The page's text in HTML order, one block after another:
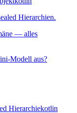
Hierarchien.
— alles
Modell aus?
Hierarchiekotlin